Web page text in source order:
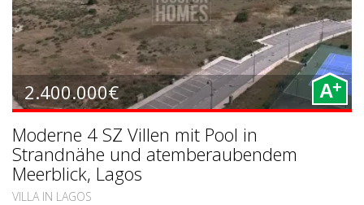
2.400.000€ A+
Moderne 4 SZ Villen mit Pool in
Strandnähe und atemberaubendem
Meerblick, Lagos
VILLA IN LAGOS